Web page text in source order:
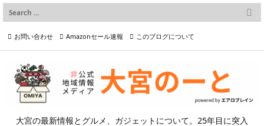
大宮の最新情報とグルメ、ガジェットについて。25年目に突入

メニュー

検索
お問い合わせ Amazonセール速報 このブログについて
プライバシーポリシー等